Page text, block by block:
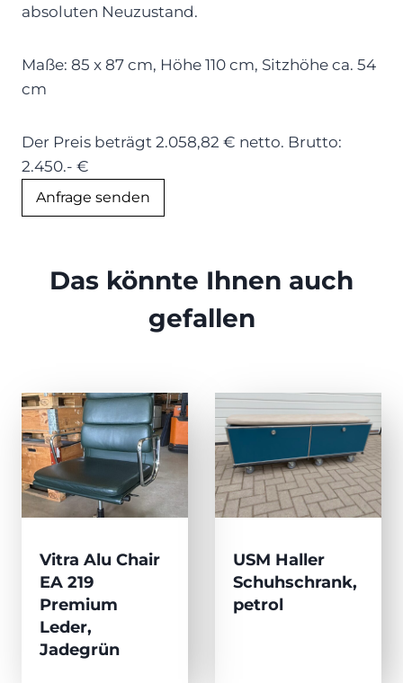
absoluten Neuzustand.
Maße: 85 x 87 cm, Höhe 110 cm, Sitzhöhe ca. 54
cm
Der Preis beträgt 2.058,82 € netto. Brutto:
2.450.- €
Anfrage senden
Das könnte Ihnen auch
gefallen
Vitra Alu Chair
EA 219
Premium
Leder,
Jadegrün
USM Haller
Schuhschrank,
petrol